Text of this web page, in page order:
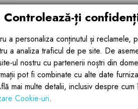
Controlează-ți
a personaliza conținutul și reclamele,
a analiza traficul de pe site. De
ul nostru cu partenerii noștri din
pot fi combinate cu alte date
mai multe detalii, inclusiv despre
Cookie-uri.